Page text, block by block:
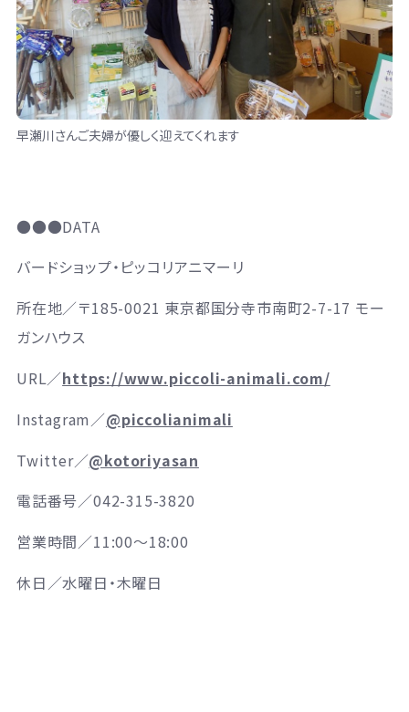
早瀬川さんご夫婦が優しく迎えてくれます
●●●DATA
バードショップ・ピッコリアニマーリ
所在地／〒185-0021 東京都国分寺市南町2-7-17 モー
ガンハウス
URL／https://www.piccoli-animali.com/
Instagram／@piccolianimali
Twitter／@kotoriyasan
電話番号／042-315-3820
営業時間／11:00～18:00
休日／水曜日・木曜日